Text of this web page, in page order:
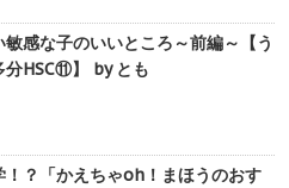
感な子のいいところ～前編～【う
分HSC⑪】 by とも
！？「かえちゃoh！まほうのおす